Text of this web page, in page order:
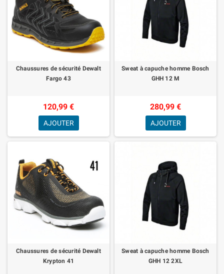
Chaussures de sécurité Dewalt
Fargo 43
120,99 €
AJOUTER
Sweat à capuche homme Bosch
GHH 12 M
280,99 €
AJOUTER
Chaussures de sécurité Dewalt
Krypton 41
Sweat à capuche homme Bosch
GHH 12 2XL